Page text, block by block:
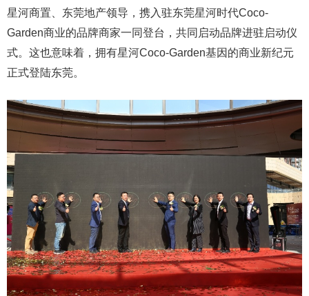
星河商置、东莞地产领导，携入驻东莞星河时代Coco-
Garden商业的品牌商家一同登台，共同启动品牌进驻启动仪
式。这也意味着，拥有星河Coco-Garden基因的商业新纪元
正式登陆东莞。